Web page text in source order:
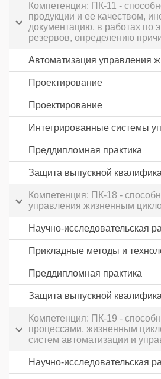
Компетенция: ПК-11 -
продукции и ее качеством,
документацию, в работах по
резервов, определению
Проектирование
Проектирование
Преддипломная практика
Компетенция: ПК-18 -
управления жизненным
Научно-исследовательская
Преддипломная практика
Компетенция: ПК-19 -
процессами, жизненным
систем автоматизации и
Научно-исследовательская